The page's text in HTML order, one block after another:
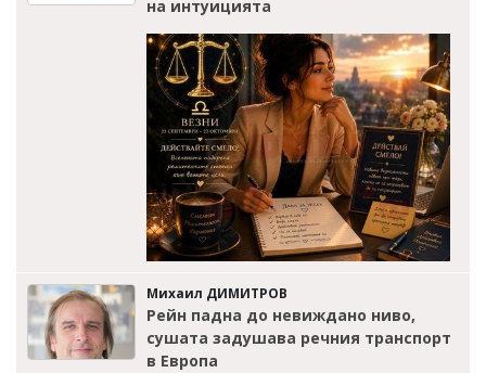
на интуицията
Михаил ДИМИТРОВ
Рейн падна до невиждано ниво,
сушата задушава речния транспорт
в Европа